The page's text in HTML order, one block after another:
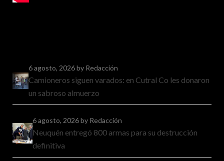
6 agosto, 2026by Redacción
Camioneros siguen varados: en Cutral Co les donaron
un sabroso almuerzo
6 agosto, 2026by Redacción
Neuquén entregó 800 armas para su destrucción
definitiva